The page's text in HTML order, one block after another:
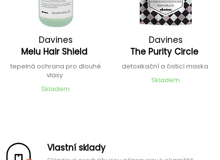
Davines
Melu Hair Shield
tepelná ochrana pro dlouhé
vlasy
Skladem
Davines
The Purity Circle
detoxikační a čisticí maska
Skladem
Vlastní sklady